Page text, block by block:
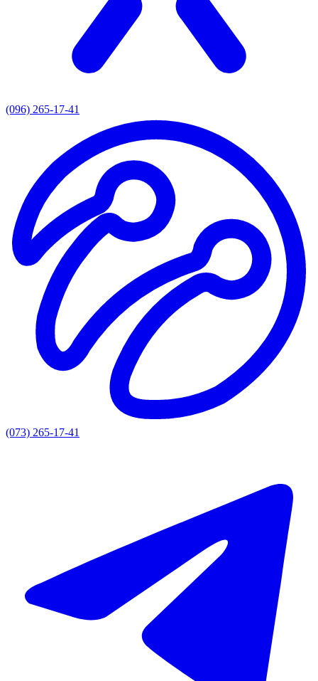
(096) 265-17-41
(073) 265-17-41